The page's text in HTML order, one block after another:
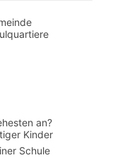
an?
Kinder
Schule